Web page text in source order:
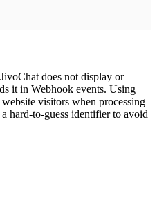
does not display or
it in Webhook events. Using
visitors when processing
hard-to-guess identifier to avoid